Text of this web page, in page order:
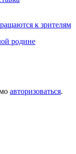
к зрителям
родине
авторизоваться.